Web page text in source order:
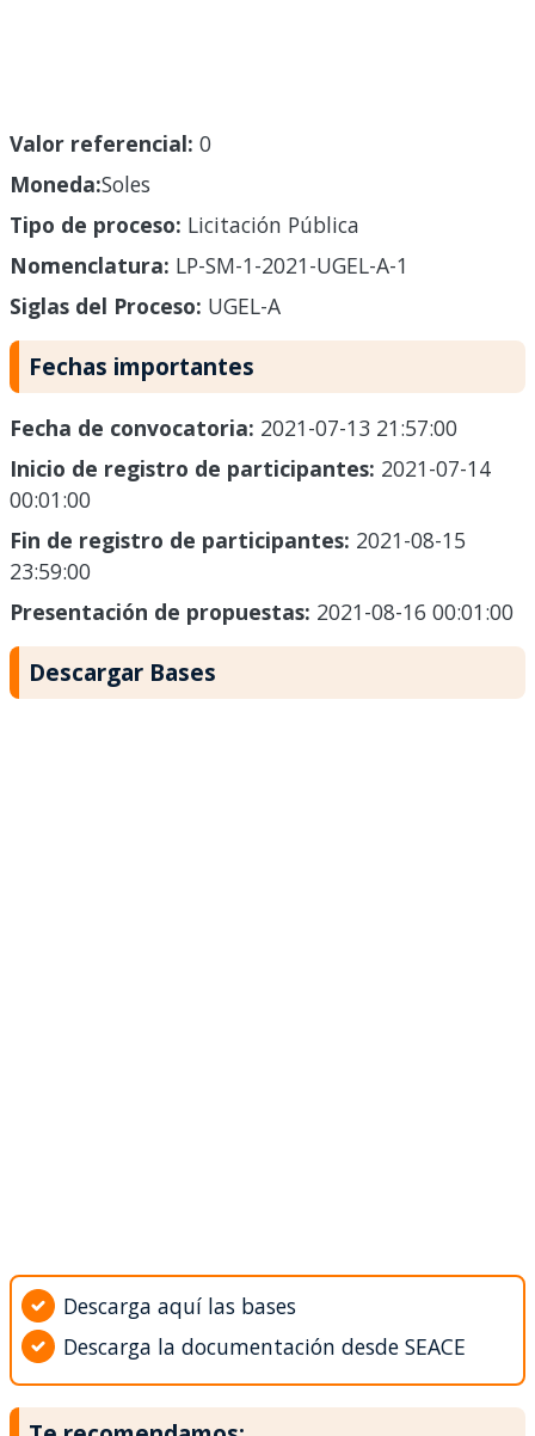
Valor referencial: 0
Moneda:Soles
Tipo de proceso: Licitación Pública
Nomenclatura: LP-SM-1-2021-UGEL-A-1
Siglas del Proceso: UGEL-A
Fechas importantes
Fecha de convocatoria: 2021-07-13 21:57:00
Inicio de registro de participantes: 2021-07-14
00:01:00
Fin de registro de participantes: 2021-08-15
23:59:00
Presentación de propuestas: 2021-08-16 00:01:00
Descargar Bases
Descarga aquí las bases
Descarga la documentación desde SEACE